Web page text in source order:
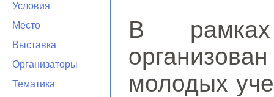
Условия
Место
Выставка
Организаторы
Тематика
В
молодых